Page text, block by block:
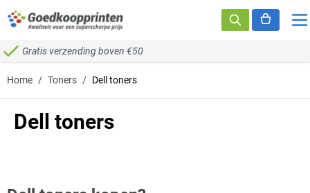
Ga naar de inhoud
Gratis verzending boven €50
Home / Toners / Dell toners
Dell toners